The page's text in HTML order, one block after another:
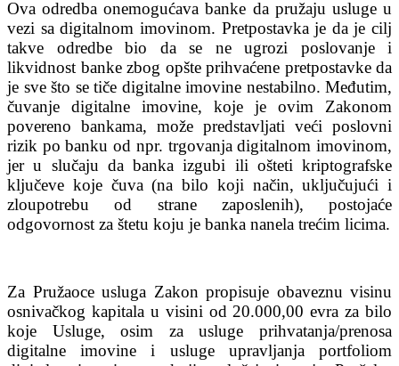
Ova odredba onemogućava banke da pružaju usluge u
vezi sa digitalnom imovinom. Pretpostavka je da je cilj
takve odredbe bio da se ne ugrozi poslovanje i
likvidnost banke zbog opšte prihvaćene pretpostavke da
je sve što se tiče digitalne imovine nestabilno. Međutim,
čuvanje digitalne imovine, koje je ovim Zakonom
povereno bankama, može predstavljati veći poslovni
rizik po banku od npr. trgovanja digitalnom imovinom,
jer u slučaju da banka izgubi ili ošteti kriptografske
ključeve koje čuva (na bilo koji način, uključujući i
zloupotrebu od strane zaposlenih), postojaće
odgovornost za štetu koju je banka nanela trećim licima.
Za Pružaoce usluga Zakon propisuje obaveznu visinu
osnivačkog kapitala u visini od 20.000,00 evra za bilo
koje Usluge, osim za usluge prihvatanja/prenosa
digitalne imovine i usluge upravljanja portfoliom